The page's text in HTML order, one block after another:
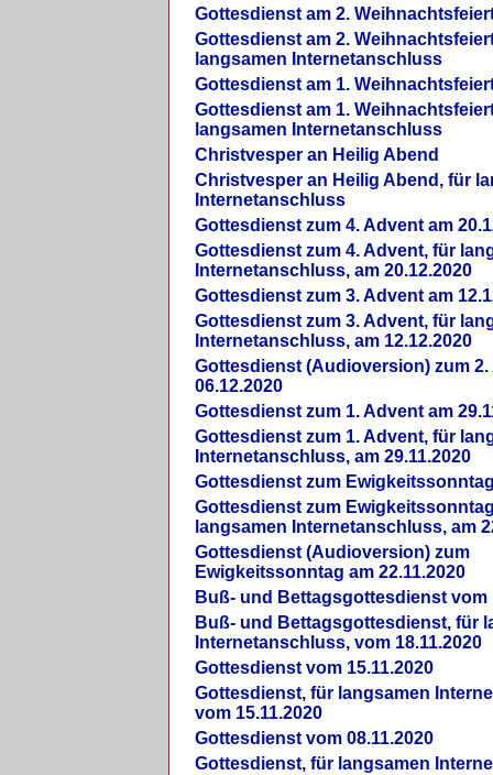
Gottesdienst am 2.
Gottesdienst am 2.
langsamen Internetanschluss
Gottesdienst am 1.
Gottesdienst am 1.
langsamen Internetanschluss
Christvesper an Heilig Abend
Christvesper an Heilig Abend, für
Internetanschluss
Gottesdienst zum 4. Advent am
Gottesdienst zum 4. Advent, für
Internetanschluss, am 20.12.2020
Gottesdienst zum 3. Advent am
Gottesdienst zum 3. Advent, für
Internetanschluss, am 12.12.2020
Gottesdienst (Audioversion) zum 2.
06.12.2020
Gottesdienst zum 1. Advent am
Gottesdienst zum 1. Advent, für
Internetanschluss, am 29.11.2020
Gottesdienst zum
Gottesdienst zum
langsamen Internetanschluss, am
Gottesdienst (Audioversion) zum
Ewigkeitssonntag am 22.11.2020
Buß- und Bettagsgottesdienst vom
Buß- und Bettagsgottesdienst, für
Internetanschluss, vom 18.11.2020
Gottesdienst vom 15.11.2020
Gottesdienst, für langsamen
vom 15.11.2020
Gottesdienst vom 08.11.2020
Gottesdienst, für langsamen